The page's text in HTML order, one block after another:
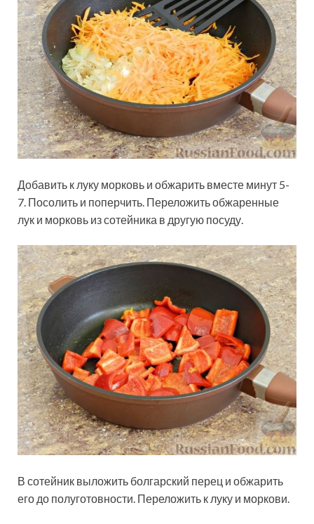
Добавить к луку морковь и обжарить вместе минут 5-
7. Посолить и поперчить. Переложить обжаренные
лук и морковь из сотейника в другую посуду.
В сотейник выложить болгарский перец и обжарить
его до полуготовности. Переложить к луку и моркови.